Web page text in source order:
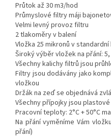
Průtok až 30 m3/hod
Průmyslové filtry máji
Velmi levný provoz filtru
2 tlakoměry v balení
Vložka 25 mikronů v
Široký výběr vložek na přání: 5,
Všechny kalichy filtrů jsou
Filtry jsou dodávány jako
vložkou
Držák na zeď se objednává
Všechny přípojky jsou plastové
Pracovní teploty: 2°C + 50°C
Na přání vyměníme Vám
přání)